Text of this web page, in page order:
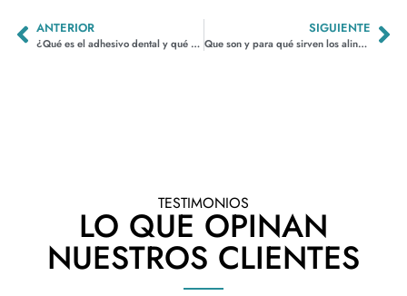
ANTERIOR
¿Qué es el adhesivo dental y qué funciones cumple?
SIGUIENTE
Que son y para qué sirven los alineadores dentales. Distintos tipos
TESTIMONIOS
LO QUE OPINAN
NUESTROS CLIENTES